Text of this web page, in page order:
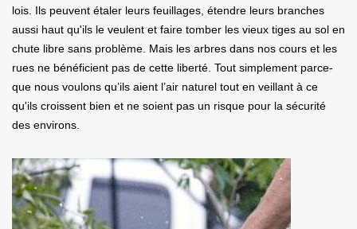
lois. Ils peuvent étaler leurs feuillages, étendre leurs branches
aussi haut qu'ils le veulent et faire tomber les vieux tiges au sol en
chute libre sans problème. Mais les arbres dans nos cours et les
rues ne bénéficient pas de cette liberté. Tout simplement parce-
que nous voulons qu’ils aient l’air naturel tout en veillant à ce
qu'ils croissent bien et ne soient pas un risque pour la sécurité
des environs.